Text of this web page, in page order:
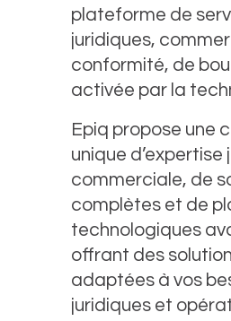
plateforme de
juridiques,
conformité, de
activée par la
Epiq propose une
unique d’expertise
commerciale, de
complètes et de
technologiques
offrant des
adaptées à vos
juridiques et